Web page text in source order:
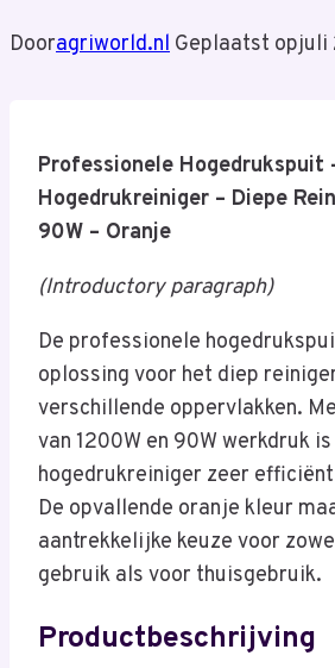
Dooragriworld.nl Geplaatst opjuli
Professionele Hogedrukspuit
Hogedrukreiniger – Diepe
90W – Oranje
(Introductory paragraph)
De professionele
oplossing voor het diep
verschillende oppervlakken.
van 1200W en 90W werkdruk
hogedrukreiniger zeer
De opvallende oranje kleur
aantrekkelijke keuze voor
gebruik als voor thuisgebruik.
Productbeschrijving